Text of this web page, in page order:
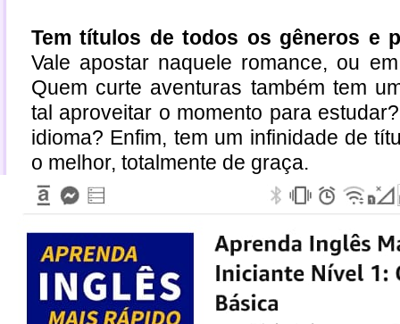
Tem títulos de todos os gêneros e
Vale apostar naquele romance, ou
Quem curte aventuras também tem
tal aproveitar o momento para
idioma? Enfim, tem um infinidade de
o melhor, totalmente de graça.